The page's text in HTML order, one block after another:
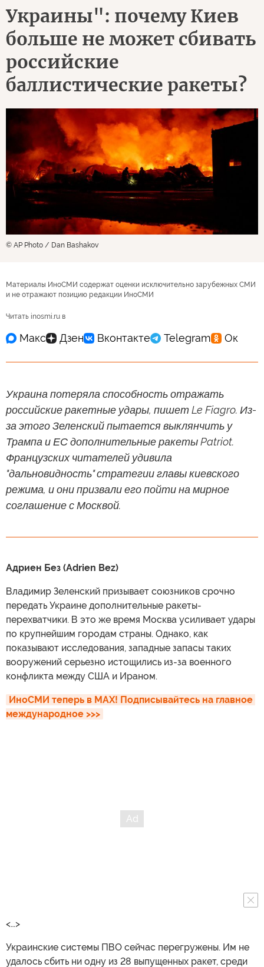
Украины": почему Киев
больше не может сбивать
российские
баллистические ракеты?
© AP Photo / Dan Bashakov
Материалы ИноСМИ содержат оценки исключительно зарубежных СМИ
и не отражают позицию редакции ИноСМИ
Читать inosmi.ru в
Украина потеряла способность отражать
российские ракетные удары, пишет Le Fiagro. Из-
за этого Зеленский пытается выклянчить у
Трампа и ЕС дополнительные ракеты Patriot.
Французских читателей удивила
"дальновидность" стратегии главы киевского
режима, и они призвали его пойти на мирное
соглашение с Москвой.
Адриен Без (Adrien Bez)
Владимир Зеленский призывает союзников срочно
передать Украине дополнительные ракеты-
перехватчики. В это же время Москва усиливает удары
по крупнейшим городам страны. Однако, как
показывают исследования, западные запасы таких
вооружений серьезно истощились из-за военного
конфликта между США и Ираном.
ИноСМИ теперь в MAX! Подписывайтесь на главное
международное >>>
<…>
Украинские системы ПВО сейчас перегружены. Им не
удалось сбить ни одну из 28 выпущенных ракет, среди